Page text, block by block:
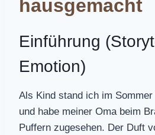
hausgemacht
Einführung
Emotion)
Als Kind stand ich im
und habe meiner Oma beim
Puffern zugesehen. Der Duft